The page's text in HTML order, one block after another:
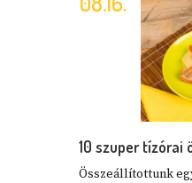
10 szuper tízórai
Összeállítottunk